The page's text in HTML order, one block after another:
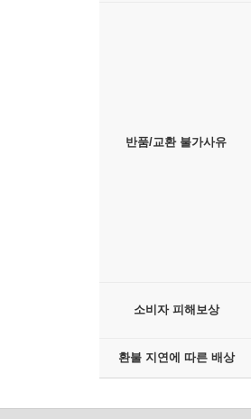
반품/교환 불가사유
소비자 피해보상
환불 지연에 따른 배상